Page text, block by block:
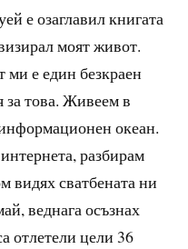
е озаглавил книгата
моят живот.
ми е един безкраен
за това. Живеем в
океан.
разбирам
видях сватбената ни
веднага осъзнах
отлетели цели 36